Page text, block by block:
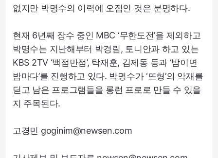
없지만 박명수의 이력에 오점인 것은 분명하다.
현재 6년째 장수 중인 MBC ‘무한도전’을 제외하고
박명수는 지난해부터 박경림, 토니안과 하고 있는
KBS 2TV ‘백점만점’, 탁재훈, 김제동 등과 ‘밤이면
밤마다’를 진행하고 있다. 박명수가 ‘뜨형’의 악재를
딛고 남은 프로그램들을 롱런 프로로 만들 수 있을
지 주목된다.
고경민 goginim@newsen.com